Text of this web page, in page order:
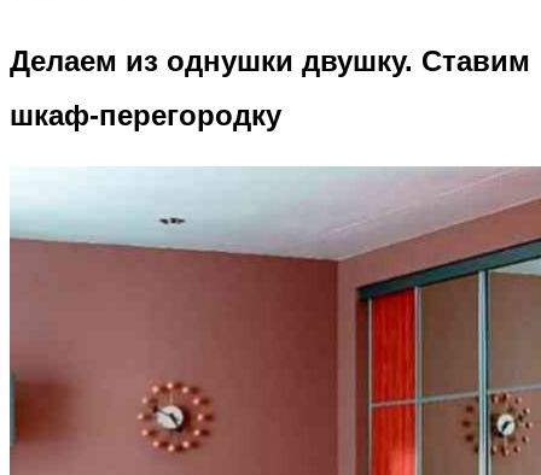
Делаем из однушки двушку. Ставим
шкаф-перегородку